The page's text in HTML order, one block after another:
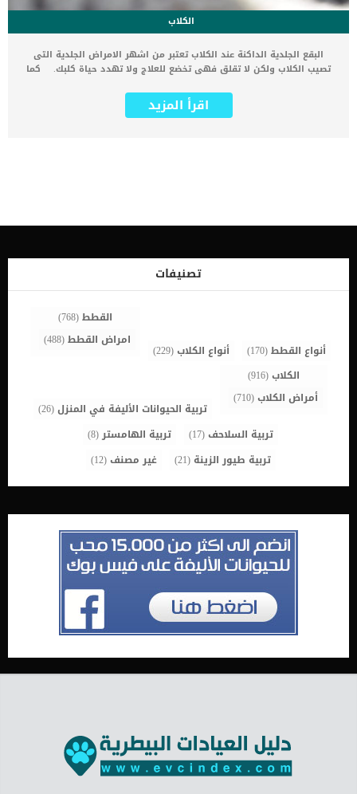
الكلاب
البقع الجلدية الداكنة عند الكلاب تعتبر من اشهر الامراض الجلدية التى
تصيب الكلاب ولكن لا تقلق فهى تخضع للعلاج ولا تهدد حياة كلبك. كما
علاجها على شدتها وفي أي مرحلة من الخطورة. فى هذه المقال سوف
نتعرف على البقع الجلدية الداكنة عند الكلاب و ماهيتها وأسبابها وعلاجها
تتواجد اكثر عند منطقة الرقبة والوجه والأطراف.هذه البقع تظهر عند
وانتشار العدوى. اقرأ ايضا:الأمراض الجلدية عند الكلاب وعلاجها : 4 مشاكل
شائعة كيف تبدو البقع الجلدية الداكنة على كلبك ؟ بقعة داكنة
وساخنةحمراء وملتهبة وقد تنزف بشكل متقطعتصبح رطبة ومؤلمة ويزداد
اقرأ المزيد
تصنيفات
أنواع القطط(170) أنواع الكلاب(229)
القطط(768)
امراض القطط(488)
الكلاب(916)
أمراض الكلاب(710)
تربية الحيوانات الأليفة في المنزل(26)
تربية السلاحف(17) تربية الهامستر(8)
تربية طيور الزينة (21) غير مصنف(12)